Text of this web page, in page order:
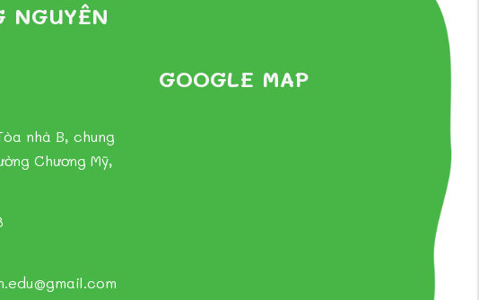
NGUYÊN
nhà B, chung
Chương Mỹ,
GOOGLE MAP